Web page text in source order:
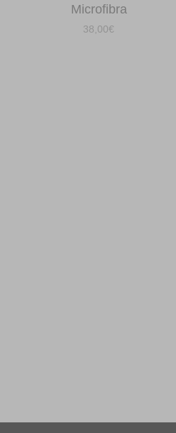
Microfibra
38,00€